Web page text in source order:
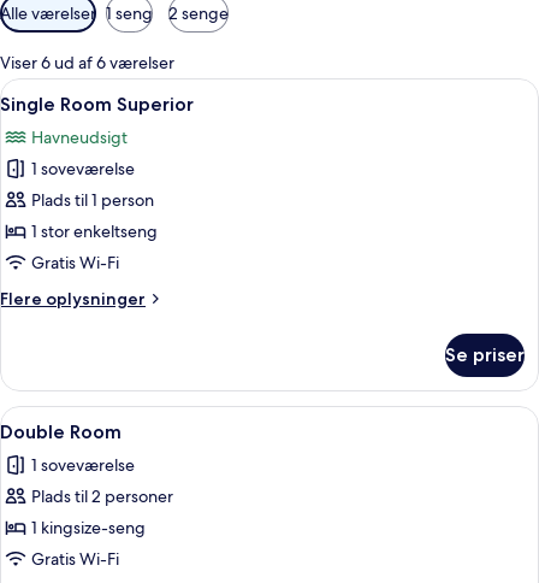
Tilgængelige
filtre
for
værelser
Alle værelser 1 seng 2 senge
Viser 6 ud af 6 værelser
Indlæs
alle
billeder
af
Single
Room
Superior
En pænt redt seng med hvide
2
Single Room Superior
Havneudsigt
1 soveværelse
Plads til 1 person
1 stor enkeltseng
Gratis Wi-Fi
Flere oplysninger
Flere
Room
Superior
Se priser
Indlæs
alle
billeder
af
Double
Room
En pænt redt seng med gavl, et
6
Double Room
1 soveværelse
Plads til 2 personer
1 kingsize-seng
Gratis Wi-Fi